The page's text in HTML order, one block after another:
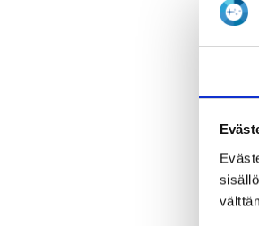
TIME
Tu
LOCALITY
Oulu